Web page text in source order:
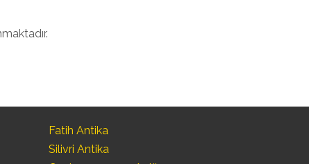
Fatih Antika
Silivri Antika